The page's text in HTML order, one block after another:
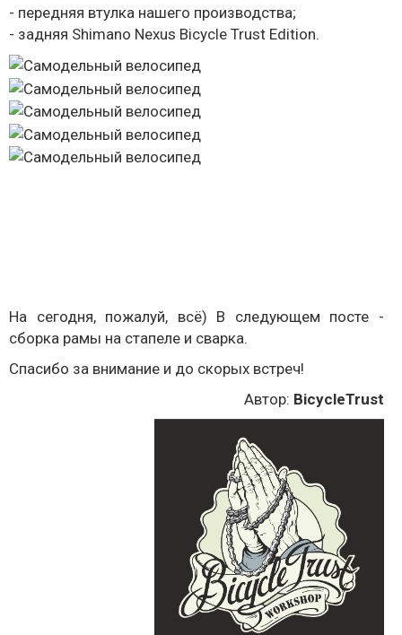
- передняя втулка нашего производства;
- задняя Shimano Nexus Bicycle Trust Edition.
На сегодня, пожалуй, всё) В следующем посте -
сборка рамы на стапеле и сварка.
Спасибо за внимание и до скорых встреч!
Автор: BicycleTrust